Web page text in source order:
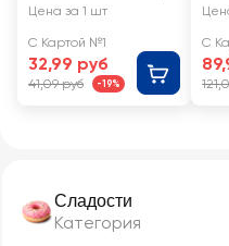
Сладости
Категория
MAMBA
Цена за 1 шт
С Картой №1
32,99 руб
41,09 руб -19%
С